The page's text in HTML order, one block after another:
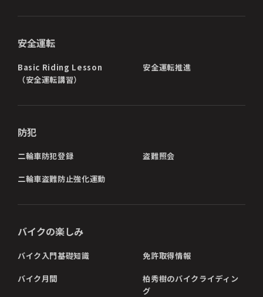
安全運転
Basic Riding Lesson
（安全運転講習）
安全運転推進
防犯
二輪車防犯登録 盗難照会
二輪車盗難防止強化運動
バイクの楽しみ
バイク入門基礎知識 免許取得情報
バイク月間
柏秀樹のバイクライディン
グ